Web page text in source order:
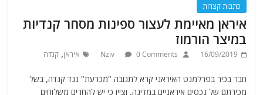
כתבות קצרות
איראן מאיימת לעצור ספינות מסחר קנדיות
במיצר הורמוז
16/09/2019
Nziv 0 Comments איראן,קנדה
חבר בכיר בפרלמנט האיראני קרא לתגובה "מכרעת" נגד קנדה, בשל
מכירתם של נכסים איראניים במדינה, וציין כי יש להחרים משלוחים